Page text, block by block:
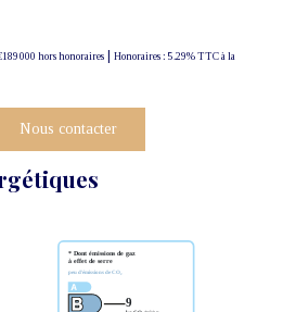
000 hors honoraires | Honoraires : 5.29% TTC à la
Nous contacter